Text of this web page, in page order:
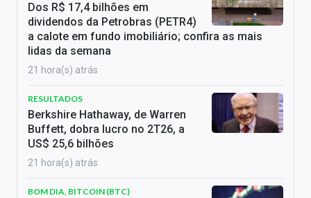
Dos R$ 17,4 bilhões em
dividendos da Petrobras (PETR4)
a calote em fundo imobiliário; confira as mais
lidas da semana
21 hora(s) atrás
RESULTADOS
Berkshire Hathaway, de Warren
Buffett, dobra lucro no 2T26, a
US$ 25,6 bilhões
21 hora(s) atrás
BOM DIA, BITCOIN (BTC)